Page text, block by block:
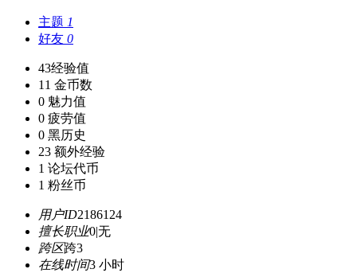
主题 1
好友 0
43经验值
11 金币数
0 魅力值
0 疲劳值
0 黑历史
23 额外经验
1 论坛代币
1 粉丝币
用户ID2186124
擅长职业0|无
跨区跨3
在线时间3 小时